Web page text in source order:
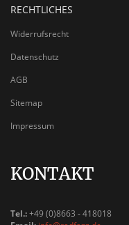
RECHTLICHES
Widerrufsrecht
Datenschutz
AGB
Sitemap
Impressum
KONTAKT
Tel.:+49 (0)8663 - 418018